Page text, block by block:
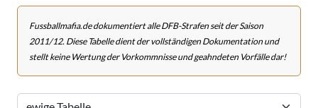
Fussballmafia.de dokumentiert alle DFB-Strafen seit der Saison
2011/12. Diese Tabelle dient der vollständigen Dokumentation und
stellt keine Wertung der Vorkommnisse und geahndeten Vorfälle dar!